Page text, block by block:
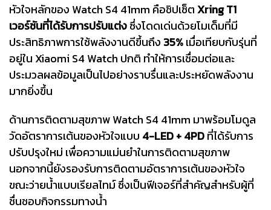
หัวใจหลักของ Watch S4 41mm คือชิปเซ็ตXring T1
เวอร์ชันที่ได้รับการปรับแต่งซึ่งโดดเด่นด้วยโมเด็มที่มี
ประสิทธิภาพการใช้พลังงานดีขึ้นถึง 35%เมื่อเทียบกับรุ่นที่
อยู่ใน Xiaomi S4 Watch ปกติ ทำให้การเชื่อมต่อและ
ประมวลผลข้อมูลเป็นไปอย่างราบรื่นและประหยัดพลังงาน
มากยิ่งขึ้น
ด้านการติดตามสุขภาพ Watch S4 41mm มาพร้อมโมดูล
วัดอัตราการเต้นของหัวใจแบบ 4-LED + 4PDที่ได้รับการ
ปรับปรุงใหม่ เพื่อความแม่นยำในการติดตามสุขภาพ
นอกจากนี้ยังรองรับการติดตามอัตราการเต้นของหัวใจ
ขณะว่ายน้ำแบบเรียลไทม์ ซึ่งเป็นฟีเจอร์ที่สำคัญสำหรับผู้ที่
ชื่นชอบกิจกรรมทางน้ำ